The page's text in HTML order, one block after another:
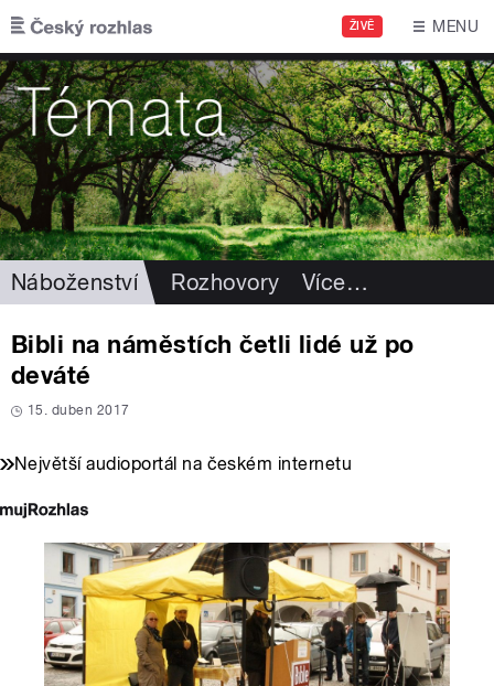
Přejít k hlavnímu obsahu
ŽIVĚ MENU
Náboženství Rozhovory Více…
Bibli na náměstích četli lidé už po
deváté
15. duben 2017
Největší audioportál na českém internetu